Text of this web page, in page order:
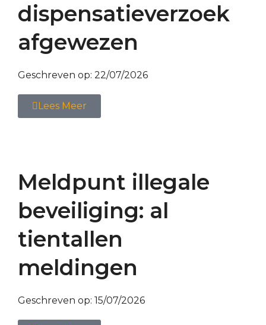
dispensatieverzoek
afgewezen
Geschreven op: 22/07/2026
Lees Meer
Meldpunt illegale
beveiliging: al
tientallen
meldingen
Geschreven op: 15/07/2026